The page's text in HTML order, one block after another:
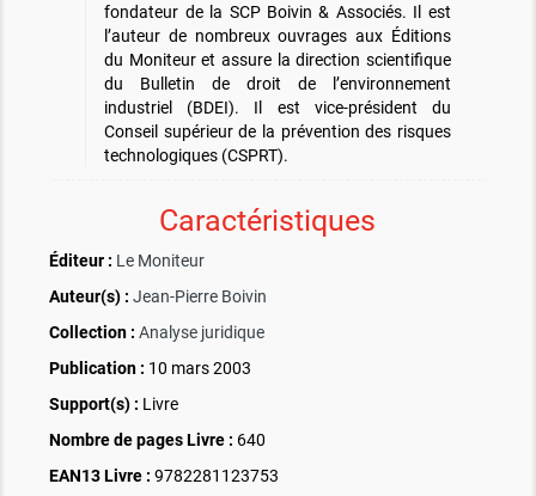
fondateur de la SCP Boivin & Associés. Il est
l’auteur de nombreux ouvrages aux Éditions
du Moniteur et assure la direction scientifique
du Bulletin de droit de l’environnement
industriel (BDEI). Il est vice-président du
Conseil supérieur de la prévention des risques
technologiques (CSPRT).
Caractéristiques
Éditeur : Le Moniteur
Auteur(s) : Jean-Pierre Boivin
Collection : Analyse juridique
Publication : 10 mars 2003
Support(s) : Livre
Nombre de pages Livre : 640
EAN13 Livre : 9782281123753